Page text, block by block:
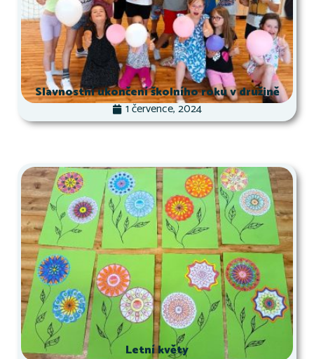
Slavnostní ukončení školního roku v družině
1 července, 2024
Letní květy